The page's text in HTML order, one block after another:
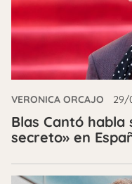
VERONICA ORCAJO 29/
Blas Cantó
secreto» en